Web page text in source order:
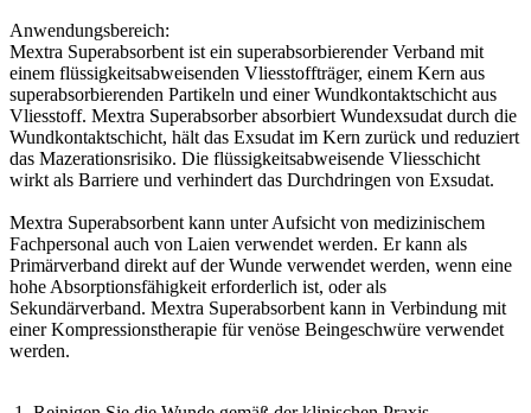
Anwendungsbereich:
Mextra Superabsorbent ist ein superabsorbierender Verband mit
einem flüssigkeitsabweisenden Vliesstoffträger, einem Kern aus
superabsorbierenden Partikeln und einer Wundkontaktschicht aus
Vliesstoff. Mextra Superabsorber absorbiert Wundexsudat durch die
Wundkontaktschicht, hält das Exsudat im Kern zurück und reduziert
das Mazerationsrisiko. Die flüssigkeitsabweisende Vliesschicht
wirkt als Barriere und verhindert das Durchdringen von Exsudat.
Mextra Superabsorbent kann unter Aufsicht von medizinischem
Fachpersonal auch von Laien verwendet werden. Er kann als
Primärverband direkt auf der Wunde verwendet werden, wenn eine
hohe Absorptionsfähigkeit erforderlich ist, oder als
Sekundärverband. Mextra Superabsorbent kann in Verbindung mit
einer Kompressionstherapie für venöse Beingeschwüre verwendet
werden.